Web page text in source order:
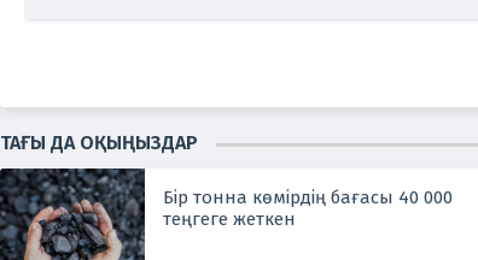
ТАҒЫ ДА ОҚЫҢЫЗДАР
Бір тонна көмірдің бағасы 40 000
теңгеге жеткен